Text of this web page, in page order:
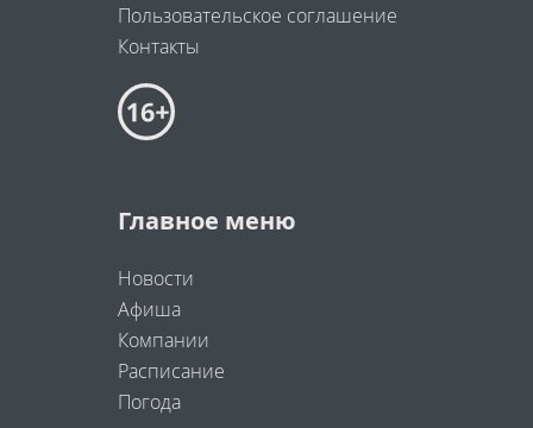
Пользовательское соглашение
Контакты
Главное меню
Новости
Афиша
Компании
Расписание
Погода